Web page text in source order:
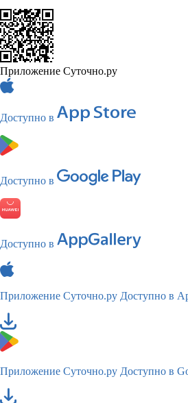
Приложение Суточно.ру
Доступно в
Доступно в
Доступно в
Приложение Суточно.ру Доступно в
Приложение Суточно.ру Доступно в